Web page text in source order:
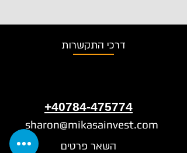
דרכי התקשרות
+40784-475774
sharon@mikasainvest.com
השאר פרטים